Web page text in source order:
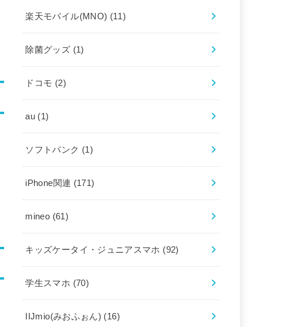
楽天モバイル(MNO) (11)
除菌グッズ (1)
ドコモ (2)
au (1)
ソフトバンク (1)
iPhone関連 (171)
mineo (61)
キッズケータイ・ジュニアスマホ (92)
学生スマホ (70)
IIJmio(みおふぉん) (16)